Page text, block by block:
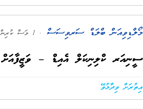
މޯލްޑިވިއަން ބްލަޑް ސަރވިސަސް . 1 މަސް ކުރިން
ސީނިއަރ ކްލިނިކަލް އެއިޑް –
އިތުރަށް ވިދާޅުވޭ